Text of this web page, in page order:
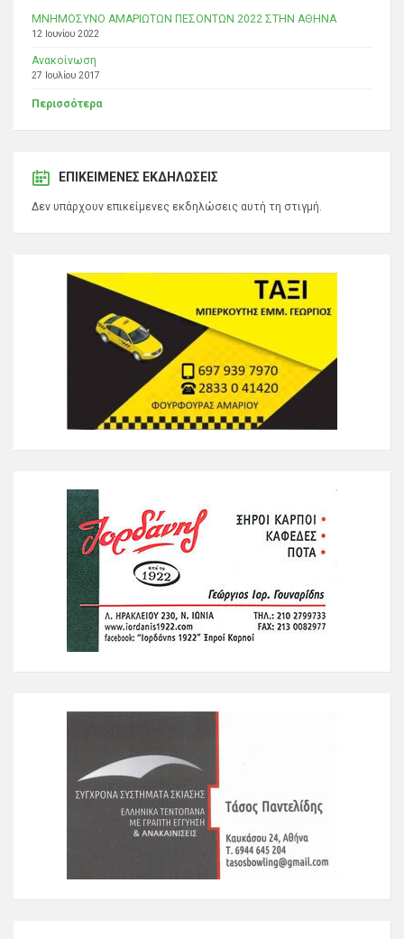
ΜΝΗΜΟΣΥΝΟ ΑΜΑΡΙΩΤΩΝ ΠΕΣΟΝΤΩΝ 2022 ΣΤΗΝ ΑΘΗΝΑ
12 Ιουνίου 2022
Ανακοίνωση
27 Ιουλίου 2017
Περισσότερα
ΕΠΙΚΕΊΜΕΝΕΣ ΕΚΔΗΛΏΣΕΙΣ
Δεν υπάρχουν επικείμενες εκδηλώσεις αυτή τη στιγμή.